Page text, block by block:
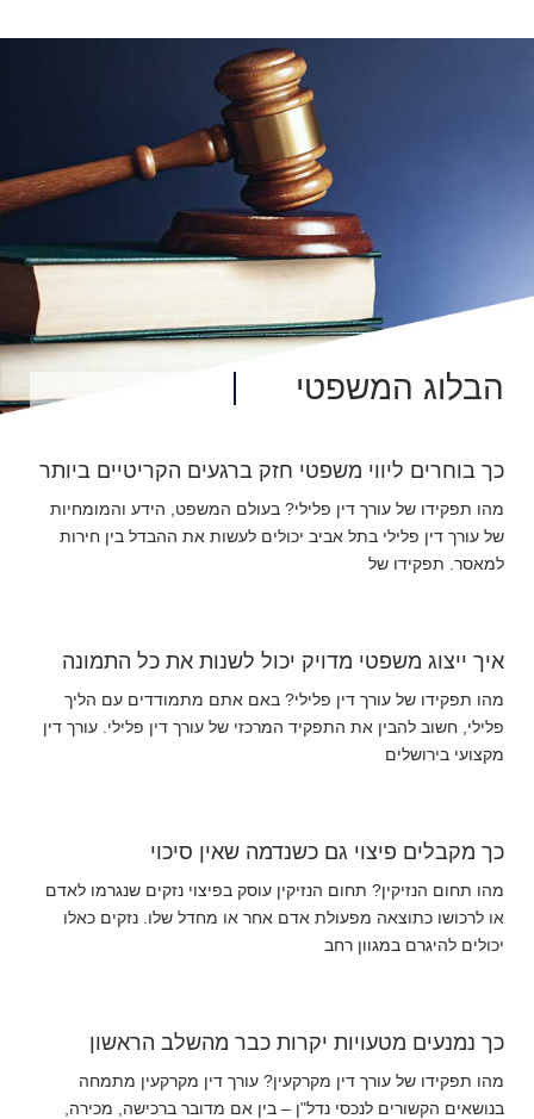
הבלוג המשפטי
כך בוחרים ליווי משפטי חזק ברגעים הקריטיים ביותר
מהו תפקידו של עורך דין פלילי? בעולם המשפט, הידע והמומחיות
של עורך דין פלילי בתל אביב יכולים לעשות את ההבדל בין חירות
למאסר. תפקידו של
איך ייצוג משפטי מדויק יכול לשנות את כל התמונה
מהו תפקידו של עורך דין פלילי? באם אתם מתמודדים עם הליך
פלילי, חשוב להבין את התפקיד המרכזי של עורך דין פלילי. עורך דין
מקצועי בירושלים
כך מקבלים פיצוי גם כשנדמה שאין סיכוי
מהו תחום הנזיקין? תחום הנזיקין עוסק בפיצוי נזקים שנגרמו לאדם
או לרכושו כתוצאה מפעולת אדם אחר או מחדל שלו. נזקים כאלו
יכולים להיגרם במגוון רחב
כך נמנעים מטעויות יקרות כבר מהשלב הראשון
מהו תפקידו של עורך דין מקרקעין? עורך דין מקרקעין מתמחה
בנושאים הקשורים לנכסי נדל"ן – בין אם מדובר ברכישה, מכירה,